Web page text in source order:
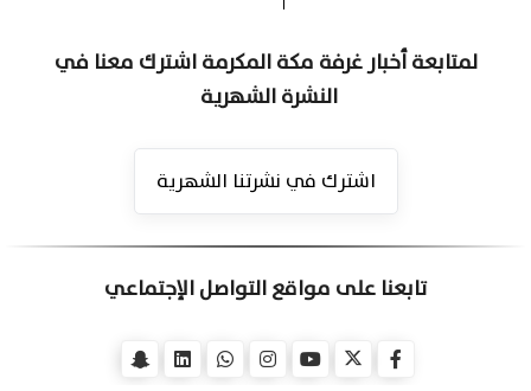
لمتابعة أخبار غرفة مكة المكرمة اشترك معنا في
النشرة الشهرية
اشترك في نشرتنا الشهرية
تابعنا على مواقع التواصل الإجتماعي